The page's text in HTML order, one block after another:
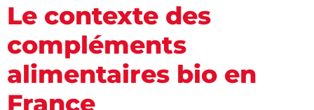
Le contexte des
compléments
alimentaires bio en
France